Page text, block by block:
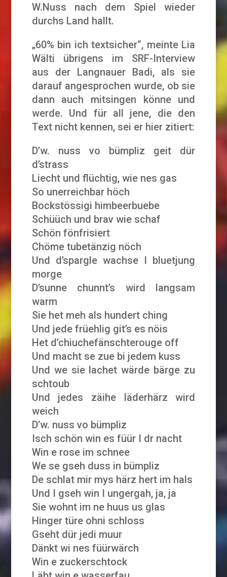
W.Nuss nach dem Spiel wieder
durchs Land hallt.
„60% bin ich textsicher“, meinte Lia
Wälti übrigens im SRF-Interview
aus der Langnauer Badi, als sie
darauf angesprochen wurde, ob sie
dann auch mitsingen könne und
werde. Und für all jene, die den
Text nicht kennen, sei er hier zitiert:
D’w. nuss vo bümpliz geit dür
d’strass
Liecht und flüchtig, wie nes gas
So unerreichbar höch
Bockstössigi himbeerbuebe
Schüüch und brav wie schaf
Schön fönfrisiert
Chöme tubetänzig nöch
Und d’spargle wachse I bluetjung
morge
D’sunne chunnt’s wird langsam
warm
Sie het meh als hundert ching
Und jede früehlig git’s es nöis
Het d’chiuchefänschterouge off
Und macht se zue bi jedem kuss
Und we sie lachet wärde bärge zu
schtoub
Und jedes zäihe läderhärz wird
weich
D’w. nuss vo bümpliz
Isch schön win es füür I dr nacht
Win e rose im schnee
We se gseh duss in bümpliz
De schlat mir mys härz hert im hals
Und I gseh win I ungergah, ja, ja
Sie wohnt im ne huus us glas
Hinger türe ohni schloss
Gseht dür jedi muur
Dänkt wi nes füürwärch
Win e zuckerschtock